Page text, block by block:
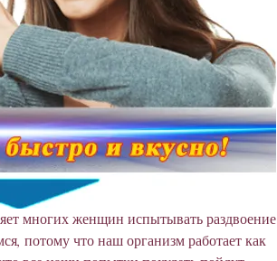
многих женщин испытывать раздвоение
потому что наш организм работает как